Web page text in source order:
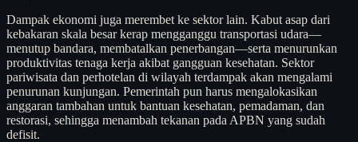
Dampak ekonomi juga merembet ke sektor lain. Kabut asap dari
kebakaran skala besar kerap mengganggu transportasi udara—
menutup bandara, membatalkan penerbangan—serta menurunkan
produktivitas tenaga kerja akibat gangguan kesehatan. Sektor
pariwisata dan perhotelan di wilayah terdampak akan mengalami
penurunan kunjungan. Pemerintah pun harus mengalokasikan
anggaran tambahan untuk bantuan kesehatan, pemadaman, dan
restorasi, sehingga menambah tekanan pada APBN yang sudah
defisit.